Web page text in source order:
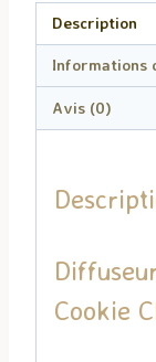
Description
Informations
Avis (0)
Cookie